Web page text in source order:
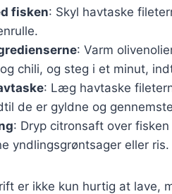
fisken: Skyl havtaske
: Varm
chili, og steg i et minut,
: Læg havtaske
de er gyldne og
: Dryp citronsaft over
yndlingsgrøntsager eller ris.
er ikke kun hurtig at lave,